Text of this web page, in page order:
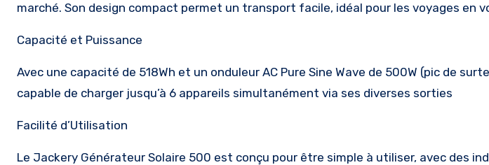
marché. Son design compact permet un transport facile, idéal pour les voyages en
Capacité et Puissance
Avec une capacité de 518Wh et un onduleur AC Pure Sine Wave de 500W (pic de
capable de charger jusqu’à 6 appareils simultanément via ses diverses sorties
Facilité d’Utilisation
Le Jackery Générateur Solaire 500 est conçu pour être simple à utiliser, avec des